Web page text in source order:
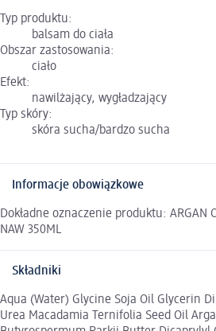
Typ produktu:
balsam do ciała
Obszar zastosowania:
ciało
Efekt:
nawilżający, wygładzający
Typ skóry:
skóra sucha/bardzo sucha
Informacje obowiązkowe
Dokładne oznaczenie produktu: ARGAN
NAW 350ML
Składniki
Aqua (Water) Glycine Soja Oil Glycerin
Urea Macadamia Ternifolia Seed Oil